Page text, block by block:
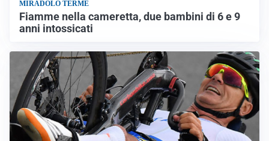
MIRADOLO TERME
Fiamme nella cameretta, due bambini di 6 e 9
anni intossicati